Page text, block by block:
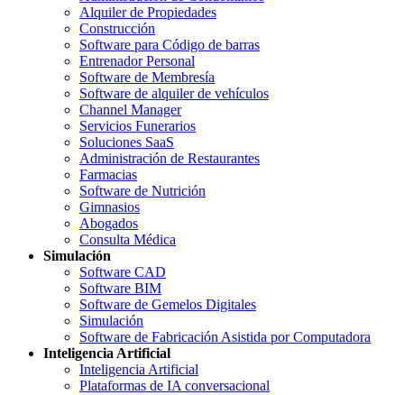
Alquiler de Propiedades
Construcción
Software para Código de barras
Entrenador Personal
Software de Membresía
Software de alquiler de vehículos
Channel Manager
Servicios Funerarios
Soluciones SaaS
Administración de Restaurantes
Farmacias
Software de Nutrición
Gimnasios
Abogados
Consulta Médica
Simulación
Software CAD
Software BIM
Software de Gemelos Digitales
Simulación
Software de Fabricación Asistida por Computadora
Inteligencia Artificial
Inteligencia Artificial
Plataformas de IA conversacional